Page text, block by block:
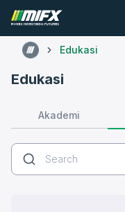
Edukasi
Edukasi
Akademi